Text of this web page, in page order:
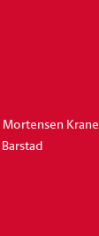
Krane